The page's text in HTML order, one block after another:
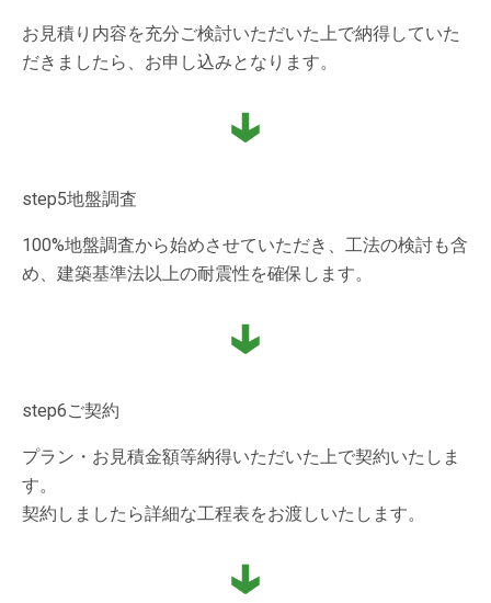
お見積り内容を充分ご検討いただいた上で納得していた
だきましたら、お申し込みとなります。
step5地盤調査
100%地盤調査から始めさせていただき、工法の検討も含
め、建築基準法以上の耐震性を確保します。
step6ご契約
プラン・お見積金額等納得いただいた上で契約いたしま
す。
契約しましたら詳細な工程表をお渡しいたします。